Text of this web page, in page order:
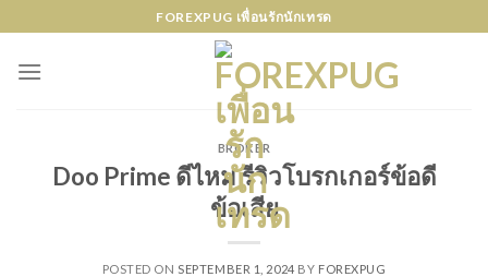
to
content
FOREXPUG เพื่อนรักนักเทรด
BROKER
Doo Prime ดีไหม รีวิวโบรกเกอร์ข้อดี
ข้อเสีย
POSTED ON SEPTEMBER 1, 2024 BY FOREXPUG